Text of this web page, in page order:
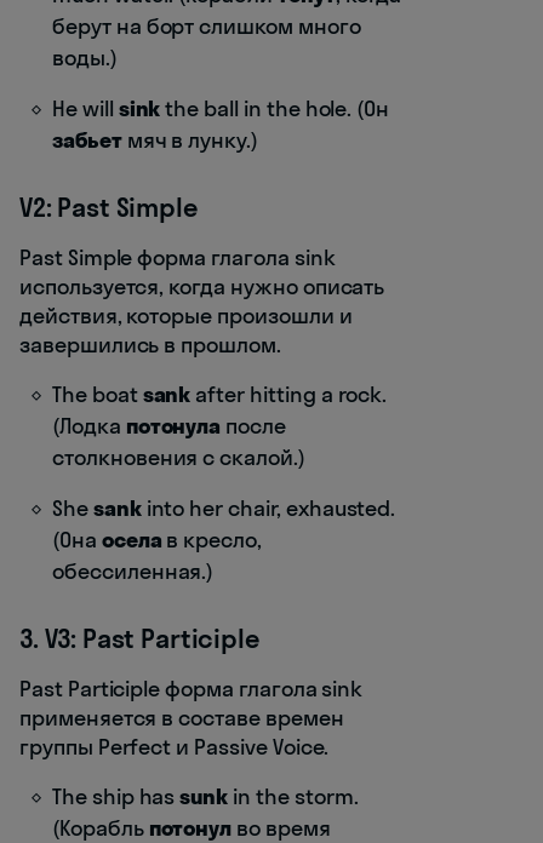
берут на борт слишком много
воды.)
He will sinkthe ball in the hole. (Он
забьетмяч в лунку.)
V2: Past Simple
Past Simple форма глагола sink
используется, когда нужно описать
действия, которые произошли и
завершились в прошлом.
The boatsank after hitting a rock.
(Лодка потонула после
столкновения с скалой.)
Shesankinto her chair, exhausted.
(Она осела в кресло,
обессиленная.)
3. V3: Past Participle
Past Participle форма глагола sink
применяется в составе времен
группы Perfect и Passive Voice.
The ship hassunk in the storm.
(Корабль потонул во время